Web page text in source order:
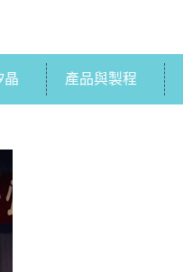
晶 產品與製程